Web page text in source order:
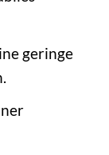
geringe